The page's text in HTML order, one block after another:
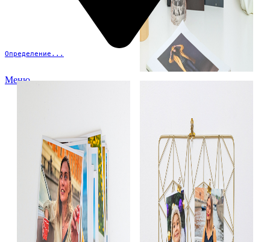
Определение...
Меню